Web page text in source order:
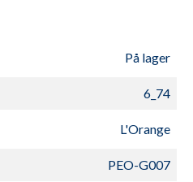
På lager
6_74
L'Orange
PEO-G007